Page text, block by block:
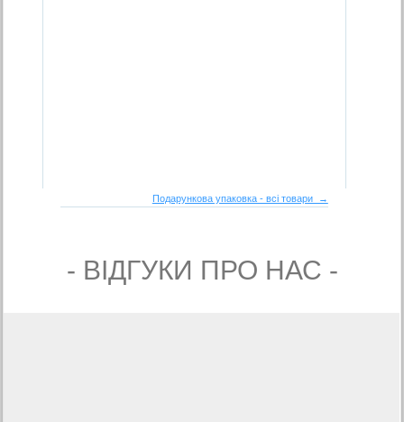
Подарункова упаковка - всі товари →
- ВIДГУКИ ПРО НАС -